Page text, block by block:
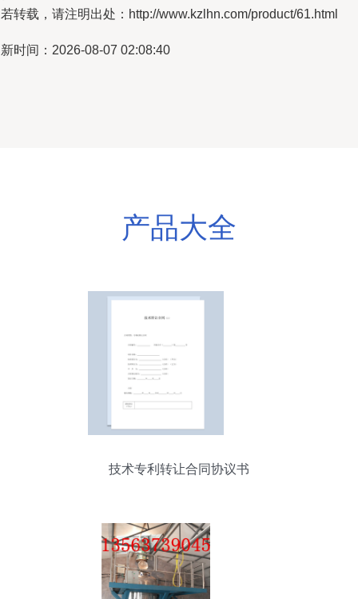
转载，请注明出处：http://www.kzlhn.com/product/61.html
时间：2026-08-07 02:08:40
产品大全
技术专利转让合同协议书